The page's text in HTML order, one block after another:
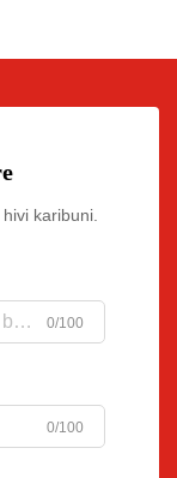
karibuni.
0/100
0/100